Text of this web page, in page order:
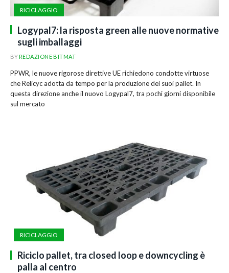
RICICLAGGIO
Logypal7: la risposta green alle nuove normative
sugli imballaggi
BYREDAZIONE BITMAT
PPWR, le nuove rigorose direttive UE richiedono condotte virtuose
che Relicyc adotta da tempo per la produzione dei suoi pallet. In
questa direzione anche il nuovo Logypal7, tra pochi giorni disponibile
sul mercato
RICICLAGGIO
Riciclo pallet, tra closed loop e downcycling è
palla al centro